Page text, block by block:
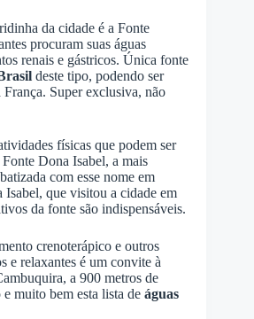
da cidade é a Fonte
procuram suas águas
renais e gástricos. Única fonte
deste tipo, podendo ser
França. Super exclusiva, não
físicas que podem ser
Dona Isabel, a mais
com esse nome em
Isabel, que visitou a cidade em
da fonte são indispensáveis.
crenoterápico e outros
e relaxantes é um convite à
a 900 metros de
muito bem esta lista de águas